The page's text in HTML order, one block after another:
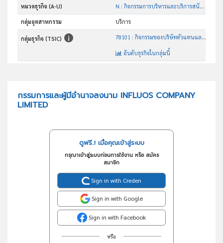
หมวดธุรกิจ (A-U) N : กิจกรรมการบริหารและบริการสนับสนุน
กลุ่มอุตสาหกรรม บริการ
กลุ่มธุรกิจ (TSIC) 78101 : กิจกรรมของบริษัทตัวแทนและสำนักงานคัดเลือกนักแสดง
อันดับธุรกิจในกลุ่มนี้
กรรมการและผู้มีอำนาจลงนาม INFLUOS COMPANY
LIMITED
ดูฟรี..! เมื่อคุณเข้าสู่ระบบ
กรุณาเข้าสู่ระบบก่อนการใช้งาน หรือ สมัคร
สมาชิก
Sign in with Creden
Sign in with Google
Sign in with Facebook
หรือ